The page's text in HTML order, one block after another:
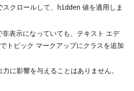
クロールして、 hidden値を適用しま
表示になっていても、テキスト エデ
トピック マークアップにクラスを追加
に影響を与えることはありません。